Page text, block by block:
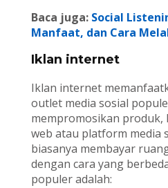
Baca juga: Social
Manfaat, dan Cara
Iklan internet
Iklan internet
outlet media sosial
mempromosikan produk,
web atau platform media
biasanya membayar
dengan cara yang
populer adalah: